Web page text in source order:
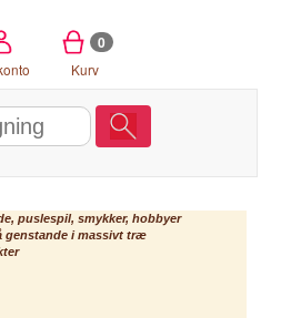
0
Kurv
puslespil, smykker, hobbyer
genstande i massivt træ